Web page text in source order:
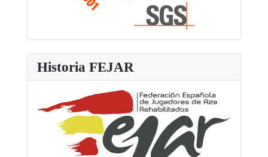
Historia FEJAR